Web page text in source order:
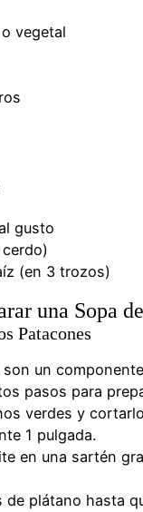
vegetal
gusto
(en 3 trozos)
una Sopa
Patacones
un
pasos para
verdes y
1 pulgada.
en una sartén
de plátano hasta